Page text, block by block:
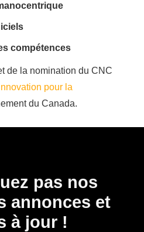
compétences
de la nomination du CNC
pour la
du Canada.
pas nos
annonces et
à jour !